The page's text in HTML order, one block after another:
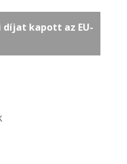
díjat kapott az EU-